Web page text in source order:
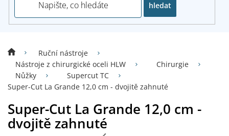
hledat
Ruční nástroje
Nástroje z chirurgické oceli HLW
Chirurgie
Nůžky
Supercut TC
Super-Cut La Grande 12,0 cm - dvojitě zahnuté
Super-Cut La Grande 12,0 cm -
dvojitě zahnuté